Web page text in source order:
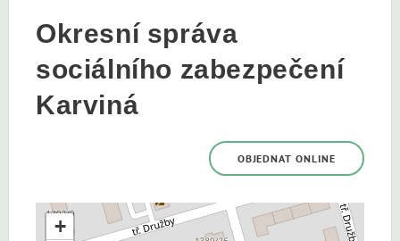
Okresní správa
sociálního zabezpečení
Karviná
OBJEDNAT ONLINE
+